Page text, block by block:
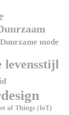
Duurzame mode
levensstijl
of Things (IoT)